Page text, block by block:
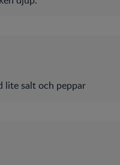
lite salt och peppar